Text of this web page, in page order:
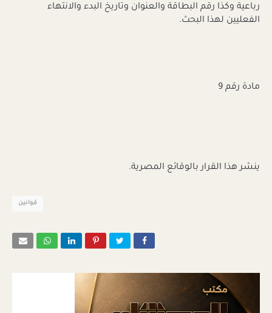
رباعية وكذا رقم البطاقة والعنوان وتاريخ البدء والانتهاء
الفعليين لهذا البحث.
مادة رقم 9
ينشر هذا القرار بالوقائع المصرية.
قوانين